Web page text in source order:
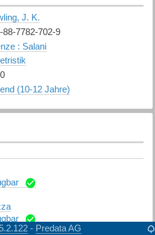
J. K.
88-7782-702-9
: Salani
(10-12 Jahre)
- Predata AG